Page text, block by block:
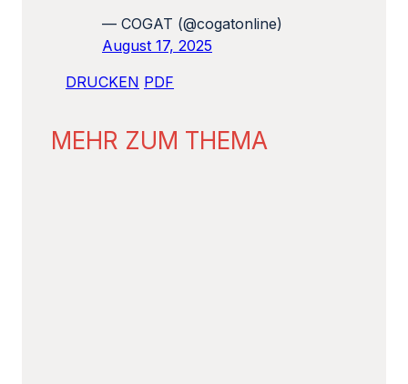
— COGAT (@cogatonline)
August 17, 2025
DRUCKEN PDF
MEHR ZUM THEMA